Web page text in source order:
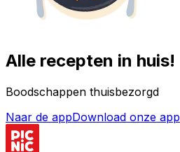
Alle recepten in huis!
Boodschappen thuisbezorgd
Naar de appDownload onze app